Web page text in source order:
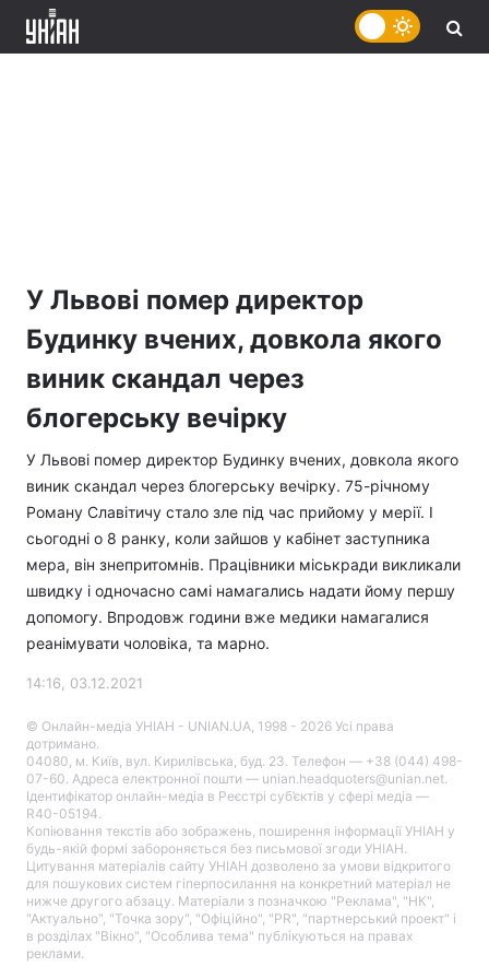
У Львові помер директор
Будинку вчених, довкола якого
виник скандал через
блогерську вечірку
У Львові помер директор Будинку вчених, довкола якого
виник скандал через блогерську вечірку. 75-річному
Роману Славітичу стало зле під час прийому у мерії. І
сьогодні о 8 ранку, коли зайшов у кабінет заступника
мера, він знепритомнів. Працівники міськради викликали
швидку і одночасно самі намагались надати йому першу
допомогу. Впродовж години вже медики намагалися
реанімувати чоловіка, та марно.
14:16, 03.12.2021
© Онлайн-медіа УНІАН - UNIAN.UA, 1998 - 2026 Усі права
дотримано.
04080, м. Київ, вул. Кирилівська, буд. 23. Телефон — +38 (044) 498-
07-60. Адреса електронної пошти — unian.headquoters@unian.net.
Ідентифікатор онлайн-медіа в Реєстрі суб’єктів у сфері медіа —
R40-05194.
Копіювання текстів або зображень, поширення інформації УНІАН у
будь-якій формі забороняється без письмової згоди УНІАН.
Цитування матеріалів сайту УНІАН дозволено за умови відкритого
для пошукових систем гіперпосилання на конкретний матеріал не
нижче другого абзацу. Матеріали з позначкою "Реклама", "НК",
"Актуально", "Точка зору", "Офіційно", "PR", "партнерський проект" і
в розділах "Вікно", "Особлива тема" публікуються на правах
реклами.